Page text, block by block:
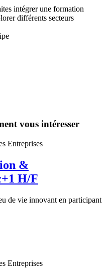
intégrer une formation
différents secteurs
vous intéresser
Entreprises
&
H/F
de vie innovant en participant
Entreprises